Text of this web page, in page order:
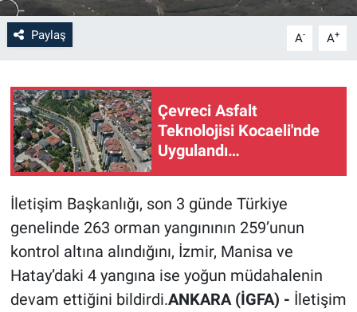
Paylaş A- A+
Çevreci Asfalt
Teknolojisi Kocaeli'nde
Uygulandı…
İletişim Başkanlığı, son 3 günde Türkiye
genelinde 263 orman yangınının 259’unun
kontrol altına alındığını, İzmir, Manisa ve
Hatay’daki 4 yangına ise yoğun müdahalenin
devam ettiğini bildirdi.ANKARA (İGFA) - İletişim